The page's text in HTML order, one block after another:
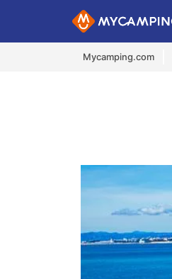
Mycamping.com